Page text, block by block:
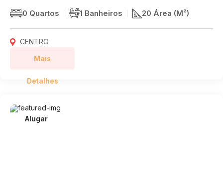
0 Quartos 1 Banheiros 20 Área (M²)
CENTRO
Mais
Detalhes
Alugar